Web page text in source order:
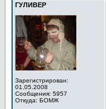
ГУЛИВЕР
Зарегистрирован:
01.05.2008
Сообщения: 5957
Откуда: БОМЖ